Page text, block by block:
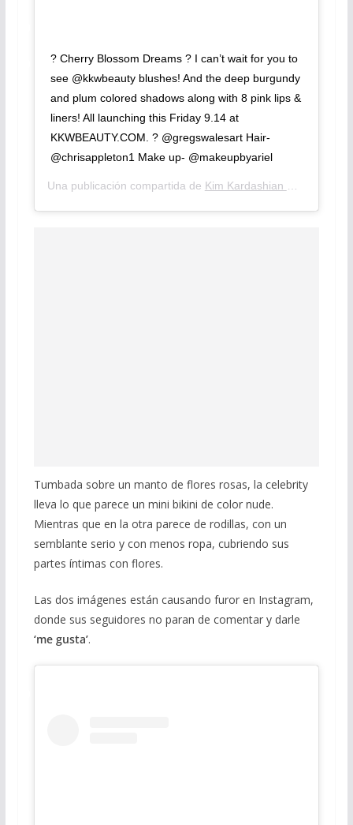
? Cherry Blossom Dreams ? I can’t wait for you to
see @kkwbeauty blushes! And the deep burgundy
and plum colored shadows along with 8 pink lips &
liners! All launching this Friday 9.14 at
KKWBEAUTY.COM. ? @gregswalesart Hair-
@chrisappleton1 Make up- @makeupbyariel
Una publicación compartida de Kim Kardashian West
Tumbada sobre un manto de flores rosas, la celebrity
lleva lo que parece un mini bikini de color nude.
Mientras que en la otra parece de rodillas, con un
semblante serio y con menos ropa, cubriendo sus
partes íntimas con flores.
Las dos imágenes están causando furor en Instagram,
donde sus seguidores no paran de comentar y darle
‘me gusta’.